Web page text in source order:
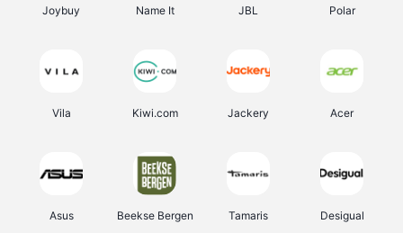
Joybuy Name It JBL Polar
Vila Kiwi.com Jackery Acer
Asus Beekse Bergen Tamaris Desigual